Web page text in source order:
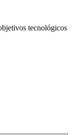
tecnológicos